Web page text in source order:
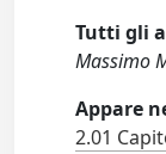
Tutti gli
Massimo
Appare
2.01